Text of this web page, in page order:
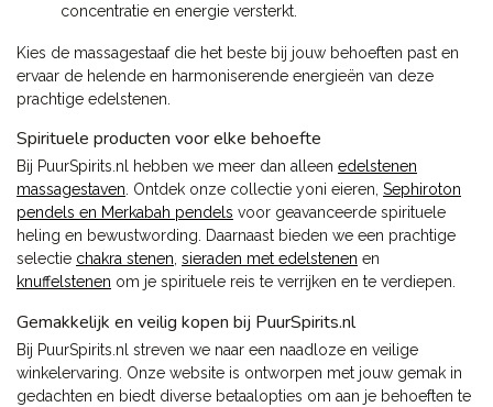
concentratie en energie versterkt.
Kies de massagestaaf die het beste bij jouw behoeften past en
ervaar de helende en harmoniserende energieën van deze
prachtige edelstenen.
Spirituele producten voor elke behoefte
Bij PuurSpirits.nl hebben we meer dan alleen edelstenen
massagestaven. Ontdek onze collectie yoni eieren, Sephiroton
pendels en Merkabah pendels voor geavanceerde spirituele
heling en bewustwording. Daarnaast bieden we een prachtige
selectie chakra stenen, sieraden met edelstenen en
knuffelstenen om je spirituele reis te verrijken en te verdiepen.
Gemakkelijk en veilig kopen bij PuurSpirits.nl
Bij PuurSpirits.nl streven we naar een naadloze en veilige
winkelervaring. Onze website is ontworpen met jouw gemak in
gedachten en biedt diverse betaalopties om aan je behoeften te